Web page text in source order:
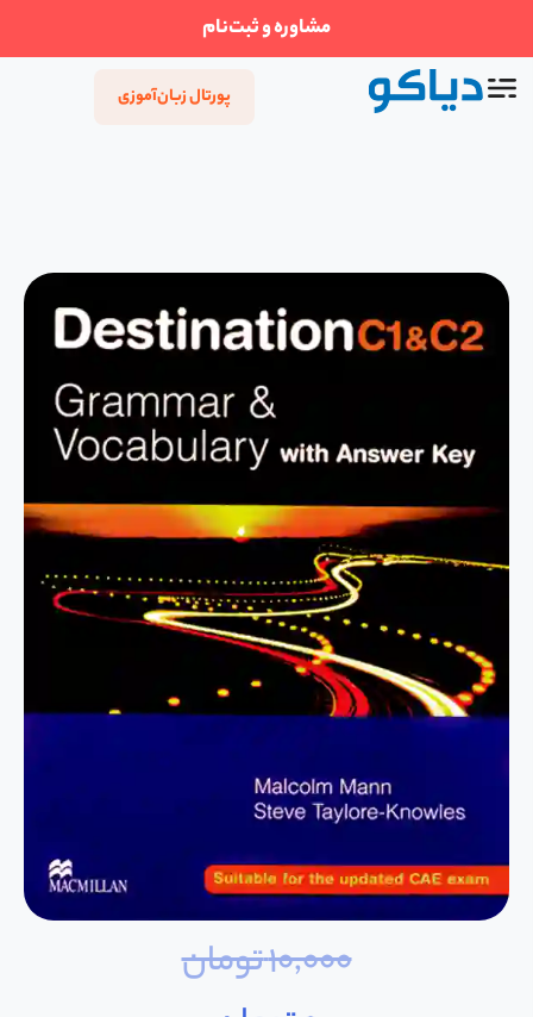
مشاوره و ثبت‌نام
پورتال زبان‌آموزی
10,000تومان